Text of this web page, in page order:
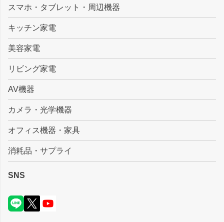
スマホ・タブレット・周辺機器
キッチン家電
美容家電
リビング家電
AV機器
カメラ・光学機器
オフィス機器・家具
消耗品・サプライ
SNS